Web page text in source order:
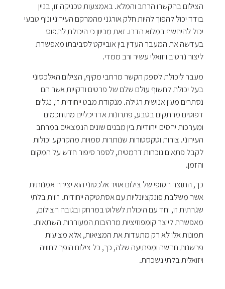
הצילום בהקשרו הרחב והמלא. באמצעות טכניקה זו, בניין
בודד יכול להפוך להיות חלק אורגני מהמרקם העירוני ונוף טבעי
יכול להיחשף במלוא הדרו. זאת מכיוון כי היכולת לתפוס
בעדשה את המעבר העדין בין אובייקט לסביבתו מאפשרת
ליצור נרטיב ויזואלי עשיר ורב ממדי.
מעבר ליכולת לספק הקשר מרחבי מקיף, הצילום האלכסוני
בעל יכולת לחשוף עולם שלם של פרטים ודקויות אשר הם
נסתרים מעין אנושית רגילה. מנקודת מבט ייחודית זו, נגלים
דפוסים מרתקים בטבע, פתרונות אדריכליים מתוחכמים
ומערכות יחסים ייחודיות בין מבנים שונים הנמצאים במרחב
העירוני. צורות וטקסטורות שנותרות סמויות מהקרקע יכולות
לקבל פתאום נוכחות דרמטית, לספר סיפור חדש על המקום
והזמן.
כך, התוצר הסופי של צילום אוויר אלכסוני הוא יצירה אמנותית
אשר משלבת פונקציונליות עם אסתטיקה ייחודית. זווית בלתי
שגרתית זו, יחד עם היכולת לשלוט במרחק ובגובה הצילום,
מאפשרת לייצר קומפוזיציות מרהיבות המעוררות השתאות.
תמונות אלו לא רק מתעדות את המציאות, אלא מציעות
פרשנות חדשה ומפתיעה שלה, כך, כל צילום הופך לחוויה
ויזואלית בלתי נשכחת.